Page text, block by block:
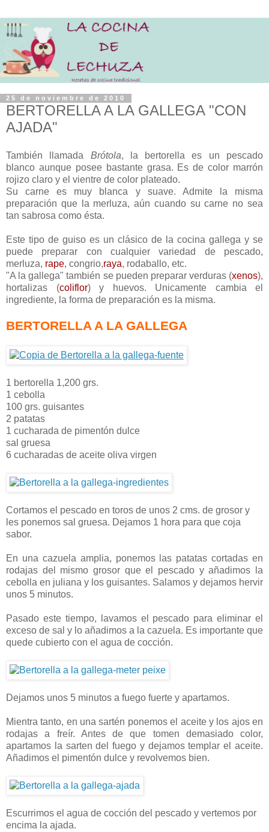
25 de noviembre de 2010
BERTORELLA A LA GALLEGA "CON
AJADA"
También llamada Brótola, la bertorella es un pescado
blanco aunque posee bastante grasa. Es de color marrón
rojizo claro y el vientre de color plateado.
Su carne es muy blanca y suave. Admite la misma
preparación que la merluza, aún cuando su carne no sea
tan sabrosa como ésta.
Este tipo de guiso es un clásico de la cocina gallega y se
puede preparar con cualquier variedad de pescado,
merluza, rape, congrio,raya, rodaballo, etc.
"A la gallega" también se pueden preparar verduras (xenos),
hortalizas (coliflor) y huevos. Unicamente cambia el
ingrediente, la forma de preparación es la misma.
BERTORELLA A LA GALLEGA
1 bertorella 1,200 grs.
1 cebolla
100 grs. guisantes
2 patatas
1 cucharada de pimentón dulce
sal gruesa
6 cucharadas de aceite oliva virgen
Cortamos el pescado en toros de unos 2 cms. de grosor y
les ponemos sal gruesa. Dejamos 1 hora para que coja
sabor.
En una cazuela amplia, ponemos las patatas cortadas en
rodajas del mismo grosor que el pescado y añadimos la
cebolla en juliana y los guisantes. Salamos y dejamos hervir
unos 5 minutos.
Pasado este tiempo, lavamos el pescado para eliminar el
exceso de sal y lo añadimos a la cazuela. Es importante que
quede cubierto con el agua de cocción.
Dejamos unos 5 minutos a fuego fuerte y apartamos.
Mientra tanto, en una sartén ponemos el aceite y los ajos en
rodajas a freír. Antes de que tomen demasiado color,
apartamos la sarten del fuego y dejamos templar el aceite.
Añadimos el pimentón dulce y revolvemos bien.
Escurrimos el agua de cocción del pescado y vertemos por
encima la ajada.